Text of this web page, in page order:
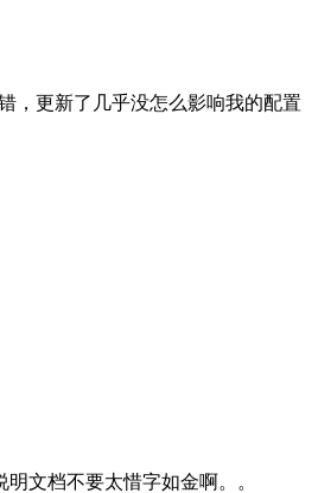
，更新了几乎没怎么影响我的配置
文档不要太惜字如金啊。。